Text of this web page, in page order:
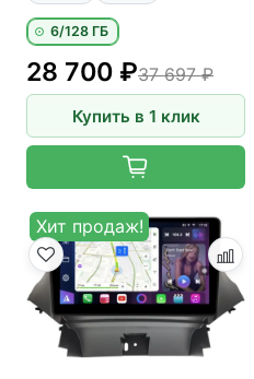
6/128 ГБ
37 697 ₽
28 700 ₽
Купить в 1 клик
Хит продаж!